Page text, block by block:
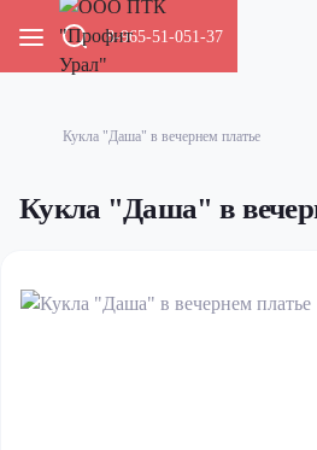
8-965-51-051-37
Кукла "Даша" в вечернем платье
Кукла "Даша" в